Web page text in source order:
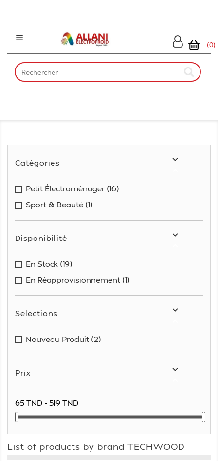

(0)
Catégories

Petit Électroménager (16)
Sport & Beauté (1)
Disponibilité

En Stock (19)
En Réapprovisionnement (1)
Selections

Nouveau Produit (2)
Prix

65 TND - 519 TND
List of products by brand TECHWOOD